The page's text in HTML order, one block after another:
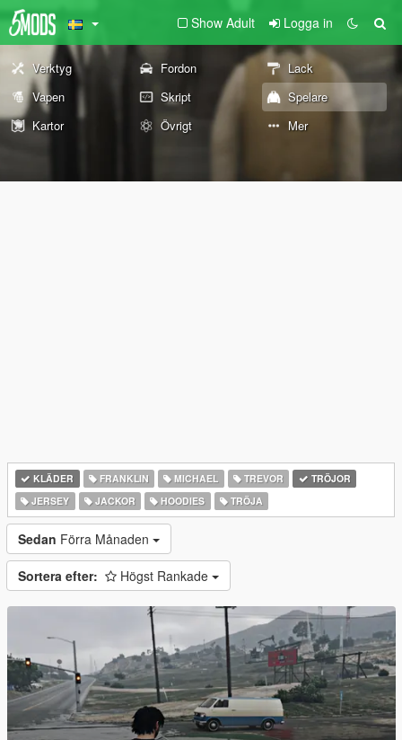
Show Adult Logga in
Verktyg Fordon
Lack
Vapen
Skript
Spelare
Kartor
Övrigt Mer
KLÄDER FRANKLIN MICHAEL TREVOR
TRÖJOR
JERSEY
JACKOR HOODIES TRÖJA
Sedan Förra Månaden
Sortera efter: Högst Rankade